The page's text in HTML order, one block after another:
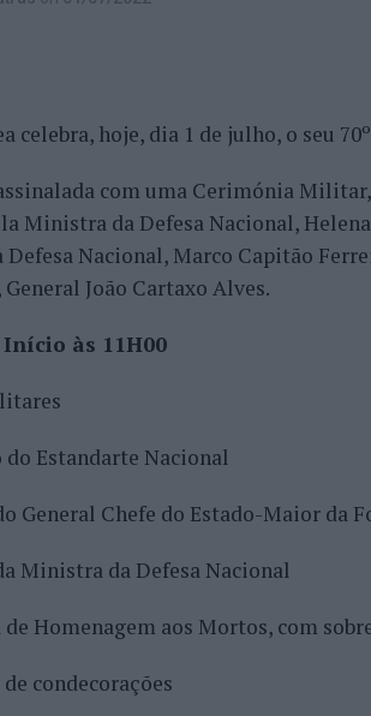
celebra, hoje, dia 1 de julho, o seu
com uma Cerimónia
Ministra da Defesa Nacional,
Defesa Nacional, Marco Capitão
General João Cartaxo Alves.
às 11H00
do Estandarte Nacional
General Chefe do Estado-Maior da
Ministra da Defesa Nacional
Homenagem aos Mortos, com
condecorações